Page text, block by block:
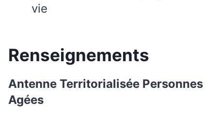
vie
Renseignements
Antenne Territorialisée Personnes
Agées